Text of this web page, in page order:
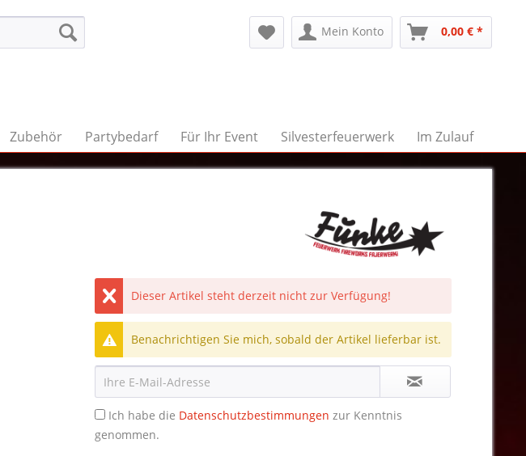
Mein Konto 0,00 € *
Zubehör Partybedarf Für Ihr Event Silvesterfeuerwerk Im Zulauf
Dieser Artikel steht derzeit nicht zur Verfügung!
Benachrichtigen Sie mich, sobald der Artikel lieferbar ist.
Ich habe die Datenschutzbestimmungen zur Kenntnis
genommen.